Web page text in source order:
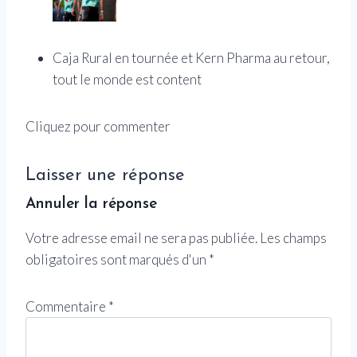
Caja Rural en tournée et Kern Pharma au retour,
tout le monde est content
Cliquez pour commenter
Laisser une réponse
Annuler la réponse
Votre adresse email ne sera pas publiée. Les champs
obligatoires sont marqués d'un *
Commentaire *